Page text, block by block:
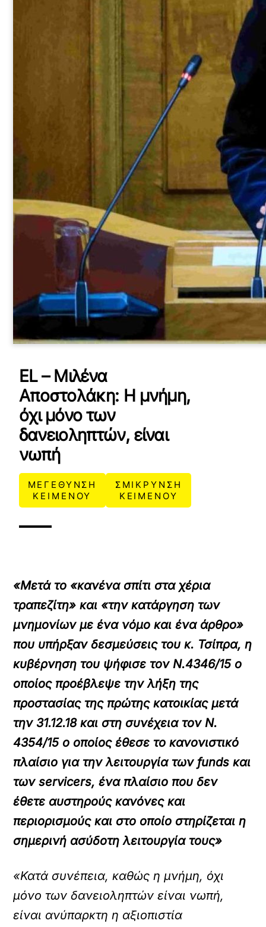
EL – Μιλένα
Αποστολάκη: Η μνήμη,
όχι μόνο των
δανειοληπτών, είναι
νωπή
ΜΕΓΕΘΥΝΣΗ
ΚΕΙΜΕΝΟΥ
ΣΜΙΚΡΥΝΣΗ
ΚΕΙΜΕΝΟΥ
«Μετά το «κανένα σπίτι στα χέρια
τραπεζίτη» και «την κατάργηση των
μνημονίων με ένα νόμο και ένα άρθρο»
που υπήρξαν δεσμεύσεις του κ. Τσίπρα, η
κυβέρνηση του ψήφισε τον Ν.4346/15 ο
οποίος προέβλεψε την λήξη της
προστασίας της πρώτης κατοικίας μετά
την 31.12.18 και στη συνέχεια τον Ν.
4354/15 ο οποίος έθεσε το κανονιστικό
πλαίσιο για την λειτουργία των funds και
των servicers, ένα πλαίσιο που δεν
έθετε αυστηρούς κανόνες και
περιορισμούς και στο οποίο στηρίζεται η
σημερινή ασύδοτη λειτουργία τους»
«Κατά συνέπεια, καθώς η μνήμη, όχι
μόνο των δανειοληπτών είναι νωπή,
είναι ανύπαρκτη η αξιοπιστία